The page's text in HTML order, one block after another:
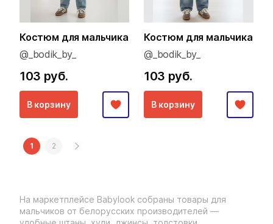
Костюм для мальчика
@_bodik_by_
103 руб.
В корзину
Костюм для мальчика
@_bodik_by_
103 руб.
В корзину
1 2
На маркетплейсе Babylook собраны товары для
мальчиков от белорусских производителей —